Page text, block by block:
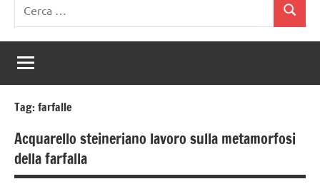
per:
Cerca
Tag:farfalle
Acquarello steineriano lavoro sulla metamorfosi
della farfalla